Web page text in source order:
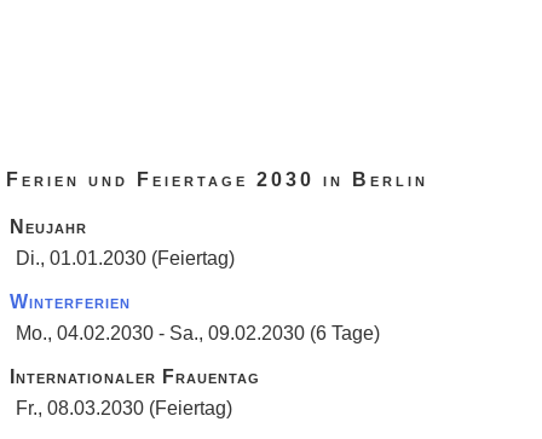
Ferien und Feiertage 2030 in Berlin
Neujahr
Di., 01.01.2030 (Feiertag)
Winterferien
Mo., 04.02.2030 - Sa., 09.02.2030 (6 Tage)
Internationaler Frauentag
Fr., 08.03.2030 (Feiertag)